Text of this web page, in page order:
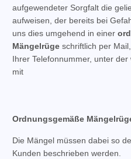
aufgewendeter Sorgfalt die
aufweisen, der bereits bei
uns dies umgehend in einer
Mängelrüge schriftlich per
Ihrer Telefonnummer, unter
mit
Ordnungsgemäße
Die Mängel müssen dabei so
Kunden beschrieben werden.